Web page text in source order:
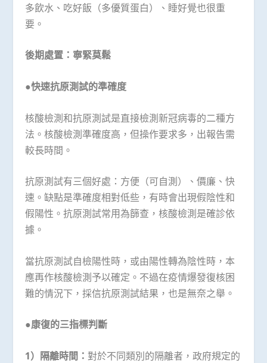
多飲水、吃好飯（多優質蛋白）、睡好覺也很重
要。
後期處置：寧緊莫鬆
●快速抗原測試的準確度
核酸檢測和抗原測試是直接檢測新冠病毒的二種方
法。核酸檢測準確度高，但操作要求多，出報告需
較長時間。
抗原測試有三個好處：方便（可自測）、價廉、快
速。缺點是準確度相對低些，有時會出現假陰性和
假陽性。抗原測試常用為篩查，核酸檢測是確診依
據。
當抗原測試自檢陽性時，或由陽性轉為陰性時，本
應再作核酸檢測予以確定。不過在疫情爆發復核困
難的情況下，採信抗原測試結果，也是無奈之舉。
●康復的三指標判斷
1）隔離時間：對於不同類別的隔離者，政府規定的